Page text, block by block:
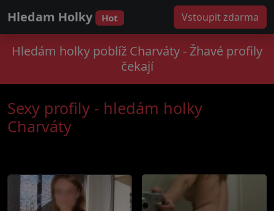
Hledam Holky Hot Vstoupit zdarma
Hledám holky poblíž Charváty - Žhavé profily
čekají
Sexy profily - hledám holky
Charváty